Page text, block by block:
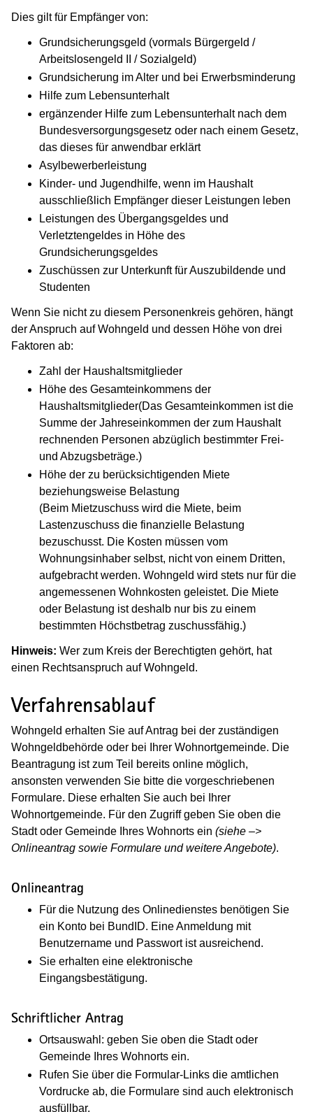
Dies gilt für Empfänger von:
Grundsicherungsgeld (vormals Bürgergeld /
Arbeitslosengeld II / Sozialgeld)
Grundsicherung im Alter und bei Erwerbsminderung
Hilfe zum Lebensunterhalt
ergänzender Hilfe zum Lebensunterhalt nach dem
Bundesversorgungsgesetz oder nach einem Gesetz,
das dieses für anwendbar erklärt
Asylbewerberleistung
Kinder- und Jugendhilfe, wenn im Haushalt
ausschließlich Empfänger dieser Leistungen leben
Leistungen des Übergangsgeldes und
Verletztengeldes in Höhe des
Grundsicherungsgeldes
Zuschüssen zur Unterkunft für Auszubildende und
Studenten
Wenn Sie nicht zu diesem Personenkreis gehören, hängt
der Anspruch auf Wohngeld und dessen Höhe von drei
Faktoren ab:
Zahl der Haushaltsmitglieder
Höhe des Gesamteinkommens der
Haushaltsmitglieder(Das Gesamteinkommen ist die
Summe der Jahreseinkommen der zum Haushalt
rechnenden Personen abzüglich bestimmter Frei-
und Abzugsbeträge.)
Höhe der zu berücksichtigenden Miete
beziehungsweise Belastung
(Beim Mietzuschuss wird die Miete, beim
Lastenzuschuss die finanzielle Belastung
bezuschusst. Die Kosten müssen vom
Wohnungsinhaber selbst, nicht von einem Dritten,
aufgebracht werden. Wohngeld wird stets nur für die
angemessenen Wohnkosten geleistet. Die Miete
oder Belastung ist deshalb nur bis zu einem
bestimmten Höchstbetrag zuschussfähig.)
Hinweis: Wer zum Kreis der Berechtigten gehört, hat
einen Rechtsanspruch auf Wohngeld.
Verfahrensablauf
Wohngeld erhalten Sie auf Antrag bei der zuständigen
Wohngeldbehörde oder bei Ihrer Wohnortgemeinde. Die
Beantragung ist zum Teil bereits online möglich,
ansonsten verwenden Sie bitte die vorgeschriebenen
Formulare. Diese erhalten Sie auch bei Ihrer
Wohnortgemeinde. Für den Zugriff geben Sie oben die
Stadt oder Gemeinde Ihres Wohnorts ein (siehe –>
Onlineantrag sowie Formulare und weitere Angebote).
Onlineantrag
Für die Nutzung des Onlinedienstes benötigen Sie
ein Konto bei BundID. Eine Anmeldung mit
Benutzername und Passwort ist ausreichend.
Sie erhalten eine elektronische
Eingangsbestätigung.
Schriftlicher Antrag
Ortsauswahl: geben Sie oben die Stadt oder
Gemeinde Ihres Wohnorts ein.
Rufen Sie über die Formular-Links die amtlichen
Vordrucke ab, die Formulare sind auch elektronisch
ausfüllbar.